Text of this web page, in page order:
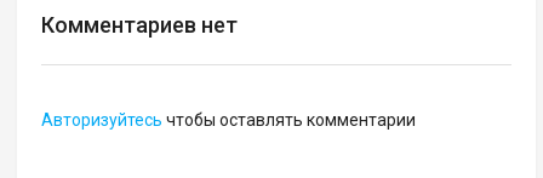
Комментариев нет
Авторизуйтесь чтобы оставлять комментарии